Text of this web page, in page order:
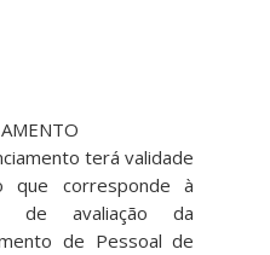
terá validade
que corresponde à
de avaliação da
de Pessoal de